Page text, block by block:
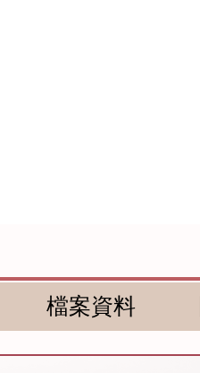
檔案資料